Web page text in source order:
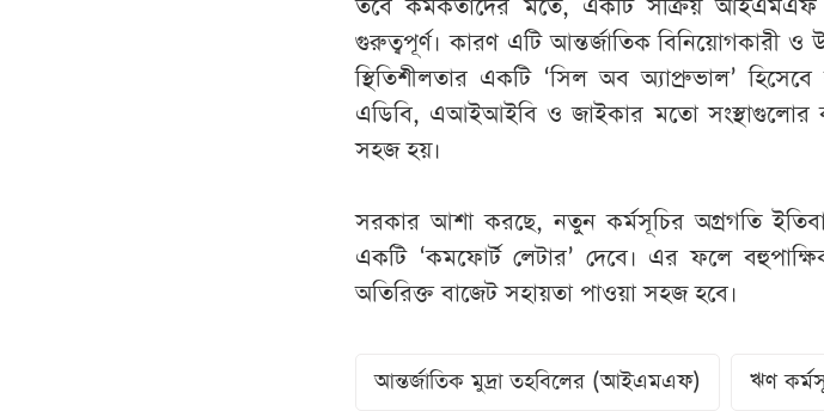
তবে কর্মকর্তাদের মতে, একটি সক্রিয় আইএমএফ
গুরুত্বপূর্ণ। কারণ এটি আন্তর্জাতিক বিনিয়োগকারী ও
স্থিতিশীলতার একটি ‘সিল অব অ্যাপ্রুভাল’
এডিবি, এআইআইবি ও জাইকার মতো সংস্থাগুলোর
সহজ হয়।
সরকার আশা করছে, নতুন কর্মসূচির অগ্রগতি
একটি ‘কমফোর্ট লেটার’ দেবে। এর ফলে
অতিরিক্ত বাজেট সহায়তা পাওয়া সহজ হবে।
আন্তর্জাতিক মুদ্রা তহবিলের (আইএমএফ) ঋণ